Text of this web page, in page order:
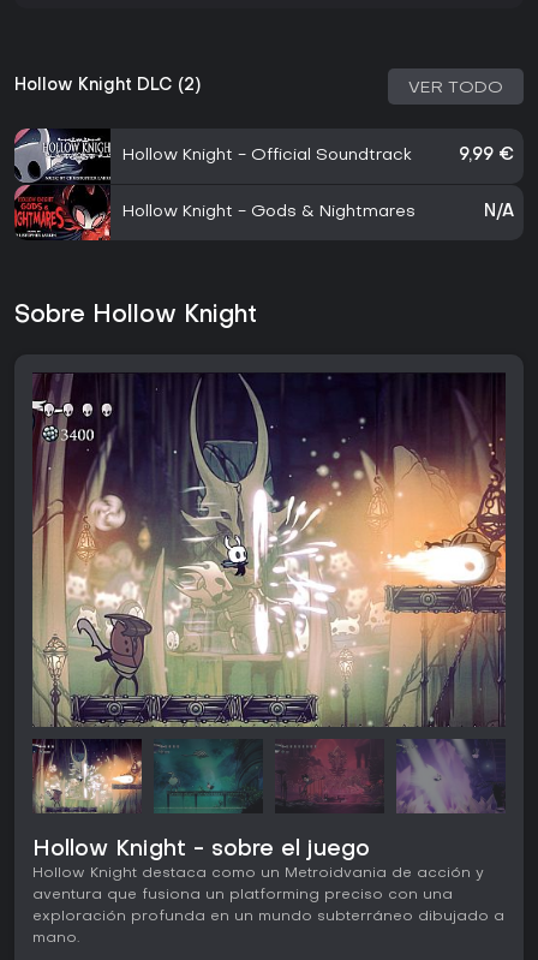
Hollow Knight DLC (2) VER TODO
Hollow Knight - Official Soundtrack 9,99 €
Hollow Knight - Gods & Nightmares N/A
Sobre Hollow Knight
Hollow Knight - sobre el juego
Hollow Knight destaca como un Metroidvania de acción y
aventura que fusiona un platforming preciso con una
exploración profunda en un mundo subterráneo dibujado a
mano.